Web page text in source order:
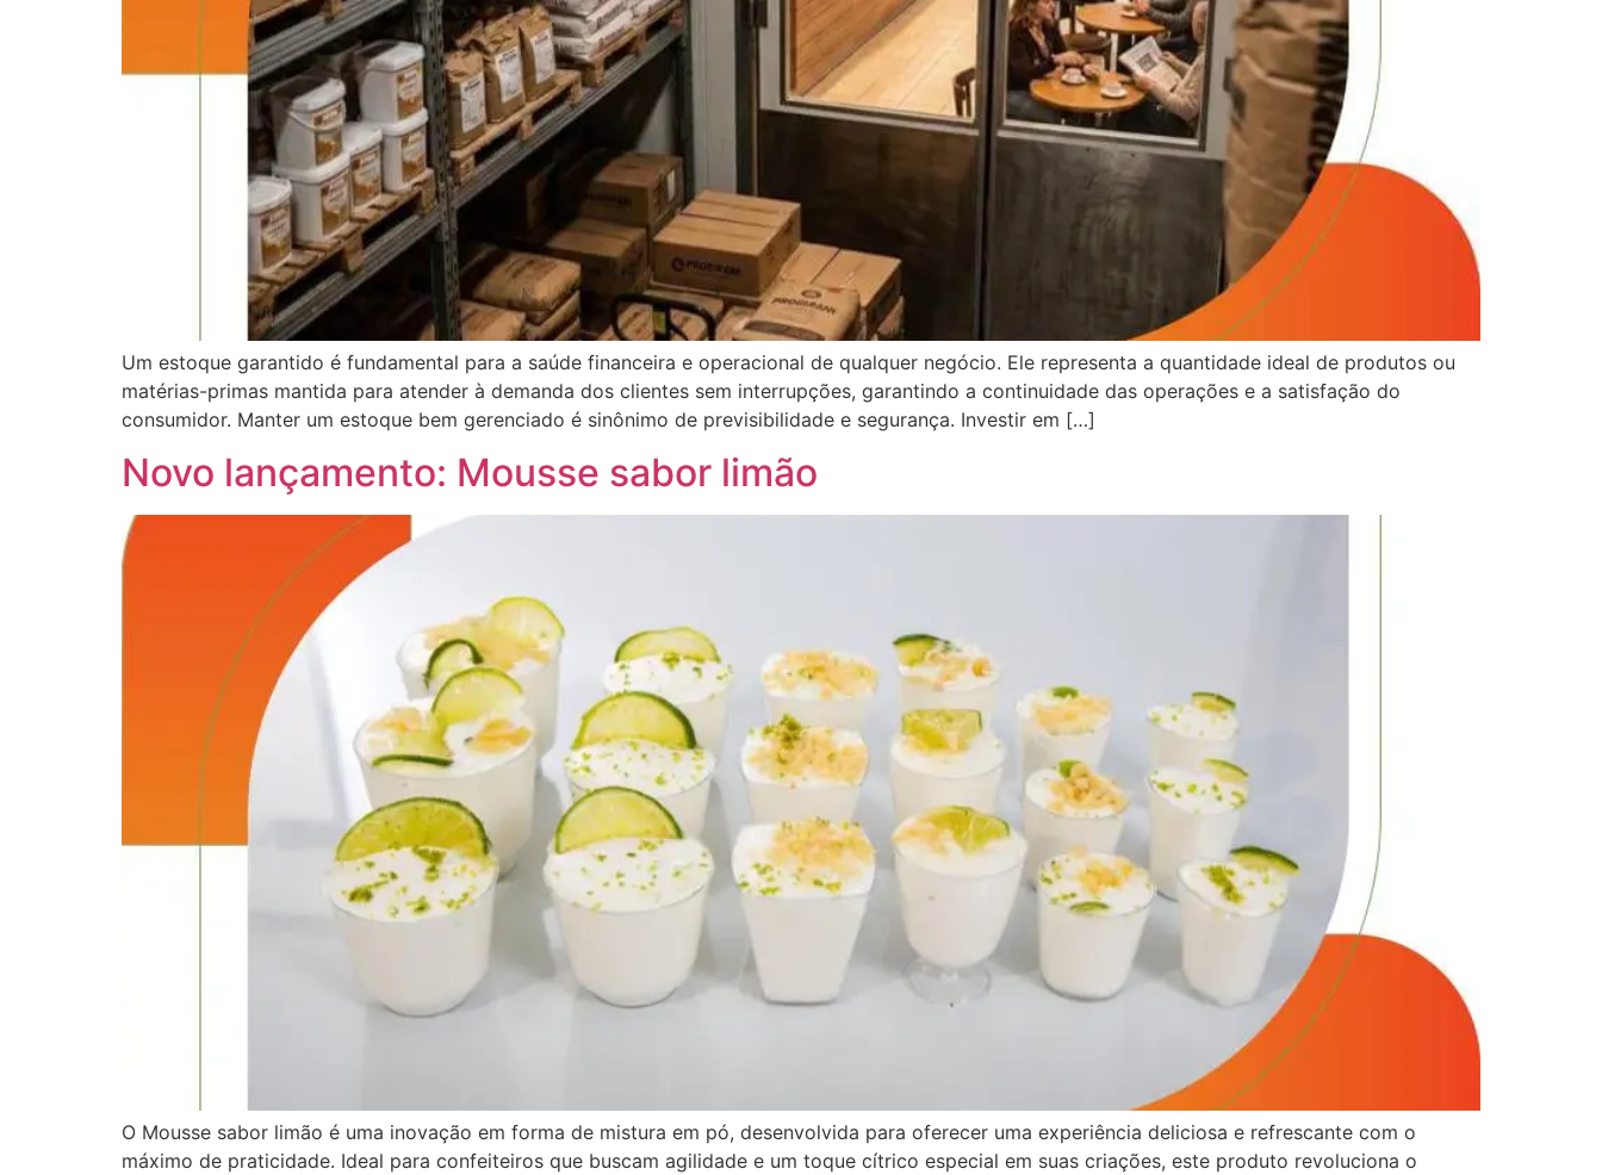
Um estoque garantido é fundamental para a saúde financeira e operacional de qualquer negócio. Ele representa a quantidade ideal de produtos ou
matérias-primas mantida para atender à demanda dos clientes sem interrupções, garantindo a continuidade das operações e a satisfação do
consumidor. Manter um estoque bem gerenciado é sinônimo de previsibilidade e segurança. Investir em […]
Novo lançamento: Mousse sabor limão
O Mousse sabor limão é uma inovação em forma de mistura em pó, desenvolvida para oferecer uma experiência deliciosa e refrescante com o
máximo de praticidade. Ideal para confeiteiros que buscam agilidade e um toque cítrico especial em suas criações, este produto revoluciona o